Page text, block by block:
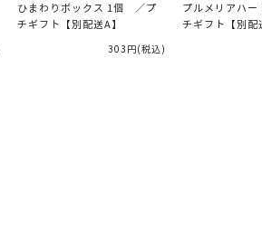
ひまわりボックス 1個 ／プ
チギフト【別配送A】
303円(税込)
プルメリアハー
チギフト【別配